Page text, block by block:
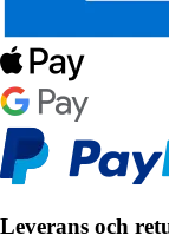
Leverans och